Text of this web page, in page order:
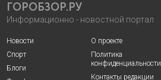
ГОРОБЗОР.РУ
Информационно - новостной портал
Новости
Спорт
Блоги
О проекте
Политика
конфиденциальности
Контакты редакции